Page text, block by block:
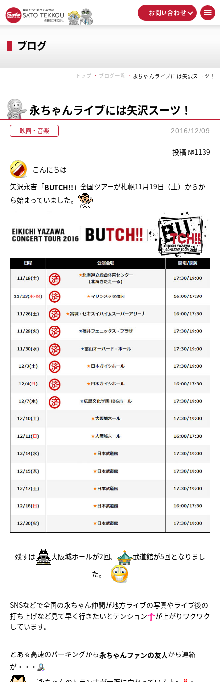
お問い合わせ
ブログ
トップ ブログ一覧 永ちゃんライブには矢沢スーツ！
永ちゃんライブには矢沢スーツ！
映画・音楽 2016/12/09
投稿 №1139
こんにちは
矢沢永吉「BUTCH!! 」全国ツアーが札幌11月19日（土）からか
ら始まっていました。
残すは 大阪城ホールが2回、
武道館が5回となりまし
た。
SNSなどで全国の永ちゃん仲間が地方ライブの写真やライブ後の
打ち上げなど見て早く行きたいとテンション
が上がりワクワク
しています。
とある高速のパーキングから永ちゃんファンの友人から連絡
が・・・